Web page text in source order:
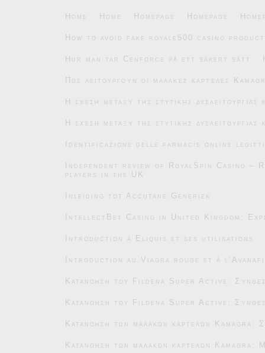
Home Home Homepage Homepage
How to avoid fake royale500 casino
Hur man tar Cenforce på ett säkert sätt
Πώς λειτουργούν οι μαλακές καρτέλες
Η σχέση μεταξύ της στυτικής
Η σχέση μεταξύ της στυτικής
Identificazione delle farmacie online
Independent review of RoyalSpin Casino
players in the UK
Inleiding tot Accutane Generiek
IntellectBet Casino in United Kingdom:
Introduction à Eliquis et ses utilisations
Introduction au Viagra rouge et à
Κατανόηση του Fildena Super Active:
Κατανόηση του Fildena Super Active:
Κατανόηση των μαλακών καρτελών Kamagra:
Κατανόηση των μαλακών καρτελών Kamagra: